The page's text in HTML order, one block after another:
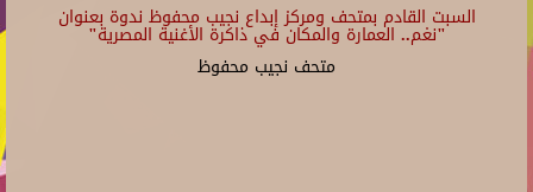
السبت القادم بمتحف ومركز إبداع نجيب محفوظ ندوة بعنوان
"نغم.. العمارة والمكان في ذاكرة الأغنية المصرية"
متحف نجيب محفوظ